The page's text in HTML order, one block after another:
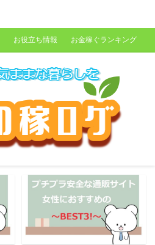
お役立ち情報 お金稼ぐランキング